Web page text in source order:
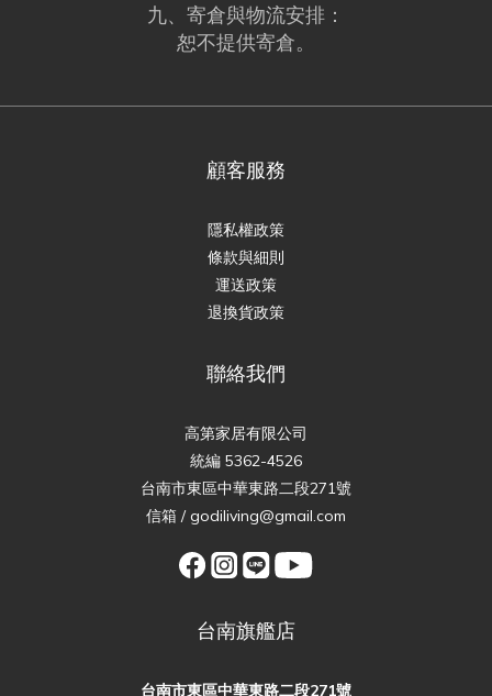
九、寄倉與物流安排：
恕不提供寄倉。
顧客服務
隱私權政策
條款與細則
運送政策
退換貨政策
聯絡我們
高第家居有限公司
統編 5362-4526
台南市東區中華東路二段271號
信箱 / godiliving@gmail.com
台南旗艦店
台南市東區中華東路二段271號